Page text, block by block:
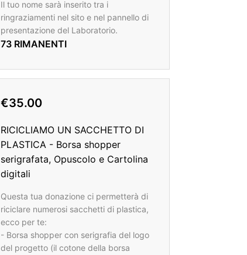
Il tuo nome sarà inserito tra i
ringraziamenti nel sito e nel pannello di
presentazione del Laboratorio.
73 RIMANENTI
€35.00
RICICLIAMO UN SACCHETTO DI
PLASTICA - Borsa shopper
serigrafata, Opuscolo e Cartolina
digitali
Questa tua donazione ci permetterà di
riciclare numerosi sacchetti di plastica,
ecco per te:
- Borsa shopper con serigrafia del logo
del progetto (il cotone della borsa